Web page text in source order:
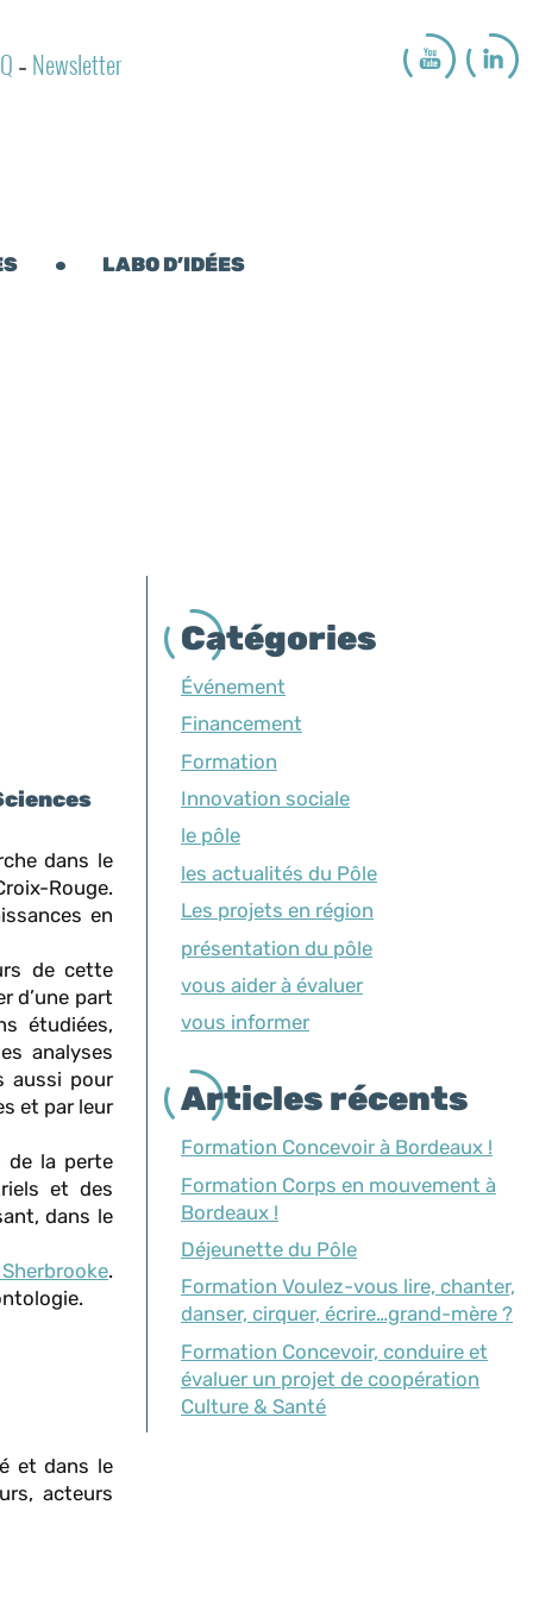
- Newsletter
LABO D’IDÉES
dans le
Rouge.
en
de cette
d’une part
étudiées,
analyses
aussi pour
et par leur
de la perte
et des
dans le
.
et dans le
acteurs
Catégories
Événement
Financement
Formation
Innovation sociale
le pôle
les actualités du Pôle
Les projets en région
présentation du pôle
vous aider à évaluer
vous informer
Articles récents
Formation Concevoir à Bordeaux !
Formation Corps en mouvement à
Bordeaux !
Déjeunette du Pôle
Formation Voulez-vous lire, chanter,
danser, cirquer, écrire…grand-mère ?
Formation Concevoir, conduire et
évaluer un projet de coopération
Culture & Santé